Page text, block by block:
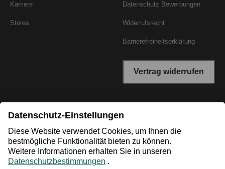
Karriere
Stores
Datenschutz Bewerbungen
Widerrufsrecht
Barrierefreiheitserklärung
Vertrag widerrufen